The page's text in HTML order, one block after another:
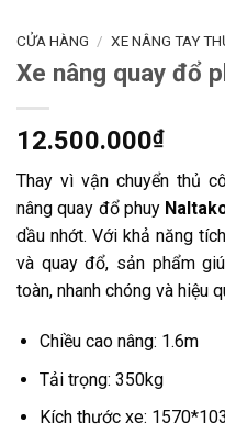
CỬA HÀNG / XE NÂNG TAY
Xe nâng quay đổ
12.500.000₫
Thay vì vận chuyển thủ
nâng quay đổ phuy
dầu nhớt. Với khả năng
và quay đổ, sản phẩm
toàn, nhanh chóng và hiệu
Chiều cao nâng: 1.6m
Tải trọng: 350kg
Kích thước xe: